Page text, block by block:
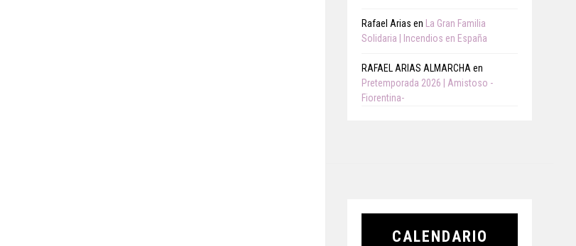
Rafael Arias en
La Gran Familia
Solidaria | Incendios en España
RAFAEL ARIAS ALMARCHA en
Pretemporada 2026 | Amistoso -
Fiorentina-
CALENDARIO